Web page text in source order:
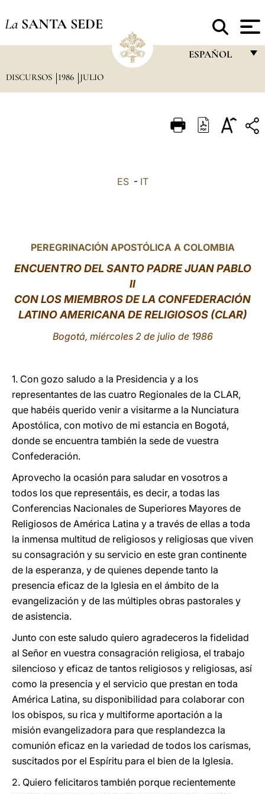
La SANTA SEDE
ESPAÑOL
ITALIANO
中文
DISCURSOS 1986 JULIO
ES- IT
PEREGRINACIÓN APOSTÓLICA A COLOMBIA
ENCUENTRO DEL SANTO PADRE JUAN PABLO
II
CON LOS MIEMBROS DE LA CONFEDERACIÓN
LATINO AMERICANA DE RELIGIOSOS (CLAR)
Bogotá, miércoles 2 de julio de 1986
1. Con gozo saludo a la Presidencia y a los
representantes de las cuatro Regionales de la CLAR,
que habéis querido venir a visitarme a la Nunciatura
Apostólica, con motivo de mi estancia en Bogotá,
donde se encuentra también la sede de vuestra
Confederación.
Aprovecho la ocasión para saludar en vosotros a
todos los que representáis, es decir, a todas las
Conferencias Nacionales de Superiores Mayores de
Religiosos de América Latina y a través de ellas a toda
la inmensa multitud de religiosos y religiosas que viven
su consagración y su servicio en este gran continente
de la esperanza, y de quienes depende tanto la
presencia eficaz de la Iglesia en el ámbito de la
evangelización y de las múltiples obras pastorales y
de asistencia.
Junto con este saludo quiero agradeceros la fidelidad
al Señor en vuestra consagración religiosa, el trabajo
silencioso y eficaz de tantos religiosos y religiosas, así
como la presencia y el servicio que prestan en toda
América Latina, su disponibilidad para colaborar con
los obispos, su rica y multiforme aportación a la
misión evangelizadora para que resplandezca la
comunión eficaz en la variedad de todos los carismas,
suscitados por el Espíritu para el bien de la Iglesia.
2. Quiero felicitaros también porque recientemente